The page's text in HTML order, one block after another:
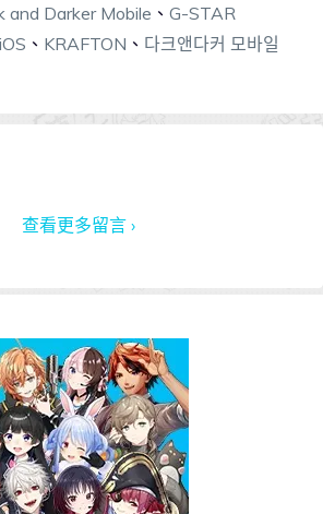
and Darker Mobile 、 G-STAR
iOS 、 KRAFTON 、 다크앤다커 모바일
查看更多留言 ›